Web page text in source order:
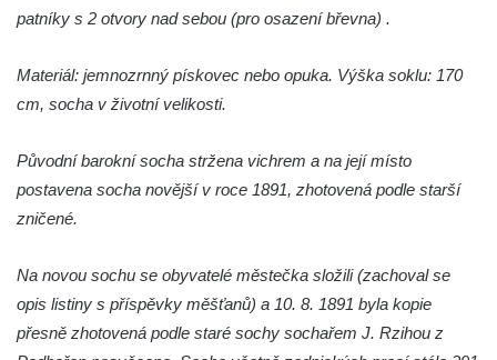
Socha Opičákovník v ZOO Hluboká
Socha Mystik v ZOO Hluboká
Socha Jana Valeria Jirsíka u Černé věže v
kostela svatého Mikuláše v Českých
Budějovicích
Socha svatého Jana Nepomuckého u
patníky s 2 otvory nad sebou (pro osazení břevna) .
Materiál: jemnozrnný pískovec nebo opuka. Výška soklu: 170
cm, socha v životní velikosti.
Původní barokní socha stržena vichrem a na její místo
postavena socha novější v roce 1891, zhotovená podle starší
zničené.
Na novou sochu se obyvatelé městečka složili (zachoval se
opis listiny s příspěvky měšťanů) a 10. 8. 1891 byla kopie
přesně zhotovená podle staré sochy sochařem J. Rzihou z